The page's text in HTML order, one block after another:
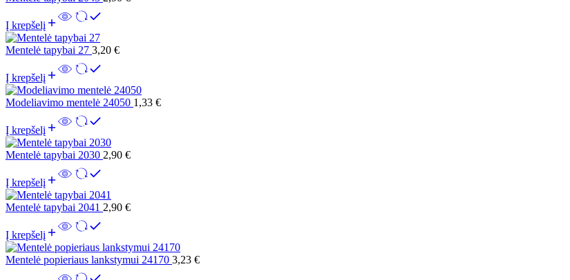
Į krepšelį
Mentelė tapybai 27 3,20 €
Į krepšelį
Modeliavimo mentelė 24050 1,33 €
Į krepšelį
Mentelė tapybai 2030 2,90 €
Į krepšelį
Mentelė tapybai 2041 2,90 €
Į krepšelį
Mentelė popieriaus lankstymui 24170 3,23 €